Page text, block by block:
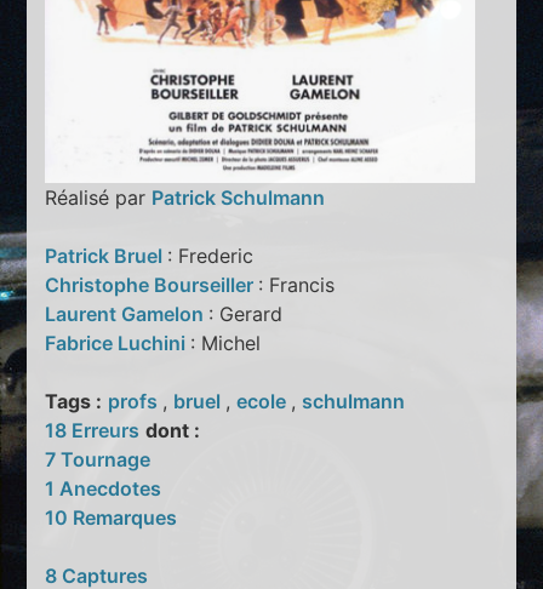
Réalisé par Patrick Schulmann
Patrick Bruel : Frederic
Christophe Bourseiller : Francis
Laurent Gamelon : Gerard
Fabrice Luchini : Michel
Tags : profs , bruel ,ecole , schulmann
18 Erreurs dont :
7 Tournage
1 Anecdotes
10 Remarques
8 Captures